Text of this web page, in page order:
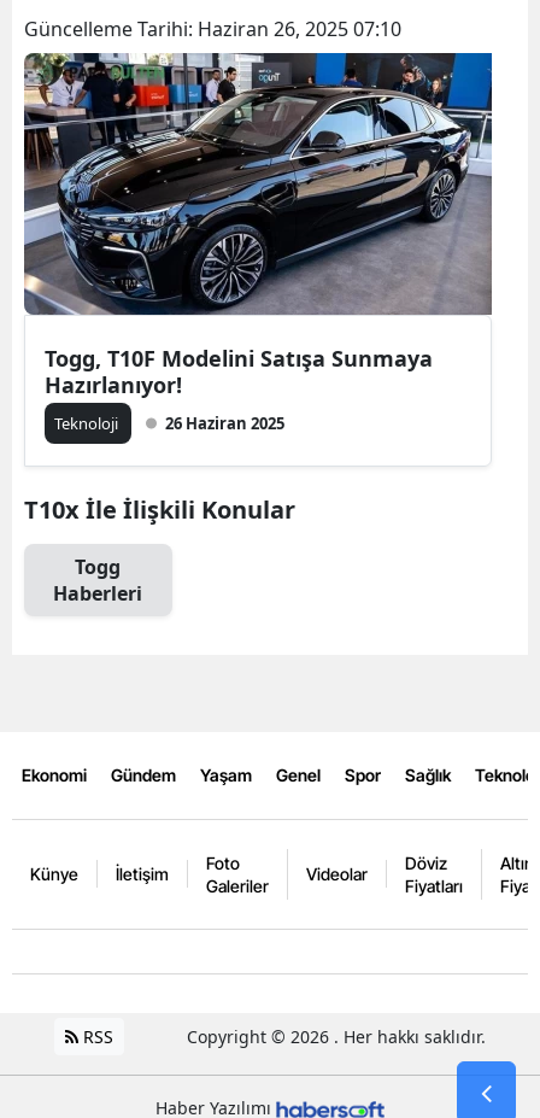
Güncelleme Tarihi: Haziran 26, 2025 07:10
Togg, T10F Modelini Satışa Sunmaya
Hazırlanıyor!
Teknoloji 26 Haziran 2025
T10x İle İlişkili Konular
Togg
Haberleri
Ekonomi Gündem Yaşam Genel Spor Sağlık
Künye İletişim
Foto
Galeriler
Videolar
Döviz
Fiyatları
Altın
RSS Copyright © 2026 . Her hakkı saklıdır.
Haber Yazılımı